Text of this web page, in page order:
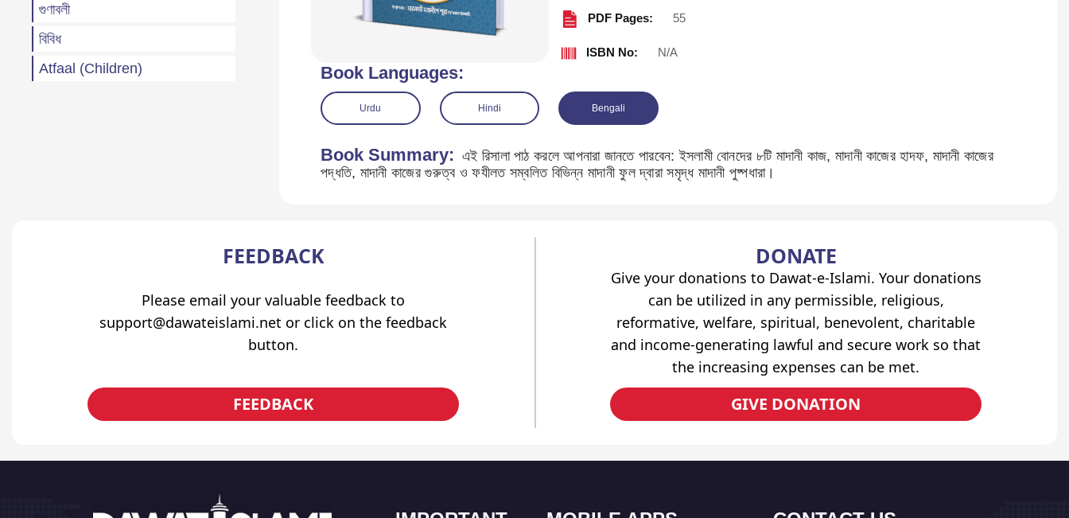
গুণাবলী
বিবিধ
Atfaal (Children)
PDF Pages: 55
ISBN No: N/A
Book Languages:
Urdu Hindi Bengali
Book Summary: এই রিসালা পাঠ করলে আপনারা জানতে পারবেন: ইসলামী বোনদের ৮টি মাদানী কাজ, মাদানী কাজের হাদফ, মাদানী কাজের
পদ্ধতি, মাদানী কাজের গুরুত্ব ও ফযীলত সম্বলিত বিভিন্ন মাদানী ফুল দ্বারা সমৃদ্ধ মাদানী পুষ্পধারা।
FEEDBACK
Please email your valuable feedback to
support@dawateislami.net or click on the feedback
button.
FEEDBACK
DONATE
Give your donations to Dawat-e-Islami. Your donations
can be utilized in any permissible, religious,
reformative, welfare, spiritual, benevolent, charitable
and income-generating lawful and secure work so that
the increasing expenses can be met.
GIVE DONATION